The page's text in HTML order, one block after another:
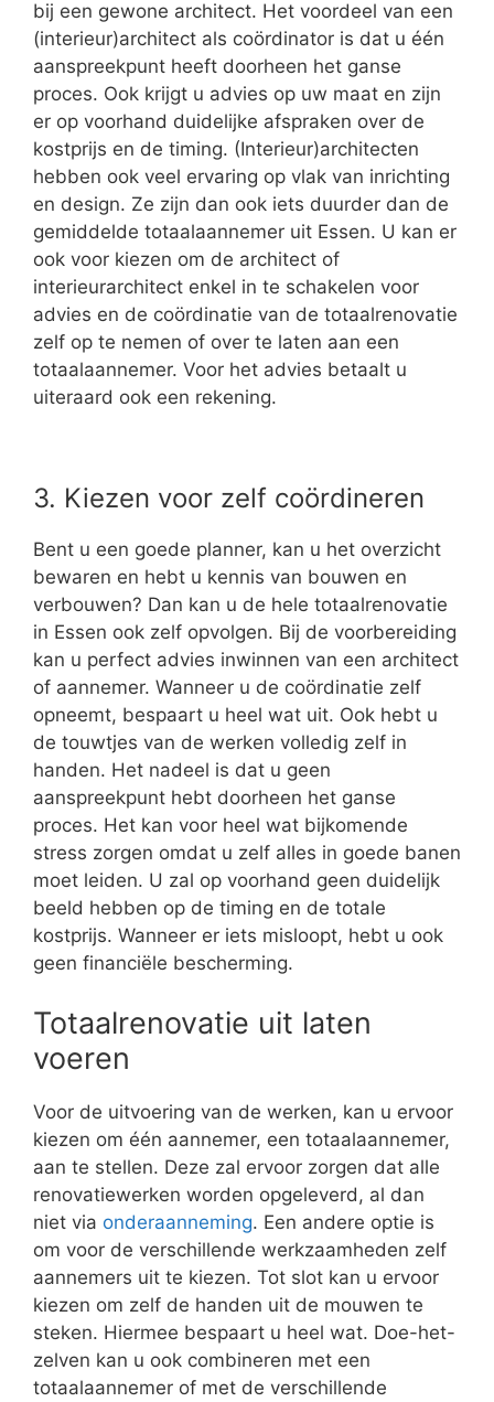
bij een gewone architect. Het voordeel van een
(interieur)architect als coördinator is dat u één
aanspreekpunt heeft doorheen het ganse
proces. Ook krijgt u advies op uw maat en zijn
er op voorhand duidelijke afspraken over de
kostprijs en de timing. (Interieur)architecten
hebben ook veel ervaring op vlak van inrichting
en design. Ze zijn dan ook iets duurder dan de
gemiddelde totaalaannemer uit Essen. U kan er
ook voor kiezen om de architect of
interieurarchitect enkel in te schakelen voor
advies en de coördinatie van de totaalrenovatie
zelf op te nemen of over te laten aan een
totaalaannemer. Voor het advies betaalt u
uiteraard ook een rekening.
3. Kiezen voor zelf coördineren
Bent u een goede planner, kan u het overzicht
bewaren en hebt u kennis van bouwen en
verbouwen? Dan kan u de hele totaalrenovatie
in Essen ook zelf opvolgen. Bij de voorbereiding
kan u perfect advies inwinnen van een architect
of aannemer. Wanneer u de coördinatie zelf
opneemt, bespaart u heel wat uit. Ook hebt u
de touwtjes van de werken volledig zelf in
handen. Het nadeel is dat u geen
aanspreekpunt hebt doorheen het ganse
proces. Het kan voor heel wat bijkomende
stress zorgen omdat u zelf alles in goede banen
moet leiden. U zal op voorhand geen duidelijk
beeld hebben op de timing en de totale
kostprijs. Wanneer er iets misloopt, hebt u ook
geen financiële bescherming.
Totaalrenovatie uit laten
voeren
Voor de uitvoering van de werken, kan u ervoor
kiezen om één aannemer, een totaalaannemer,
aan te stellen. Deze zal ervoor zorgen dat alle
renovatiewerken worden opgeleverd, al dan
niet via onderaanneming. Een andere optie is
om voor de verschillende werkzaamheden zelf
aannemers uit te kiezen. Tot slot kan u ervoor
kiezen om zelf de handen uit de mouwen te
steken. Hiermee bespaart u heel wat. Doe-het-
zelven kan u ook combineren met een
totaalaannemer of met de verschillende